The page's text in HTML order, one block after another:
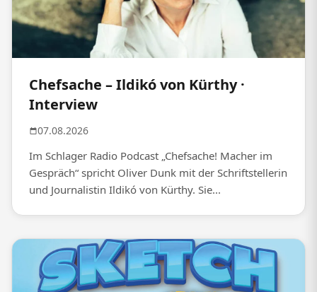
Chefsache – Ildikó von Kürthy ·
Interview
07.08.2026
Im Schlager Radio Podcast „Chefsache! Macher im
Gespräch“ spricht Oliver Dunk mit der Schriftstellerin
und Journalistin Ildikó von Kürthy. Sie...